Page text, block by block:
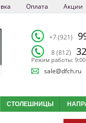
Оплата Акции
+7 (921)
8 (812)
Режим работы: 9:00
sale@dfch.ru
СТОЛЕШНИЦЫ